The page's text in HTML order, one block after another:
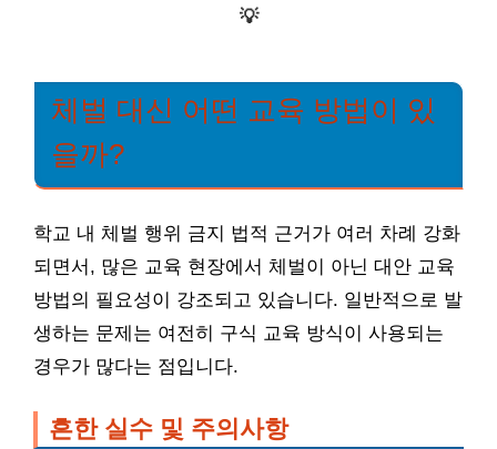
💡
체벌 대신 어떤 교육 방법이 있
을까?
학교 내 체벌 행위 금지 법적 근거가 여러 차례 강화
되면서, 많은 교육 현장에서 체벌이 아닌 대안 교육
방법의 필요성이 강조되고 있습니다. 일반적으로 발
생하는 문제는 여전히 구식 교육 방식이 사용되는
경우가 많다는 점입니다.
흔한 실수 및 주의사항